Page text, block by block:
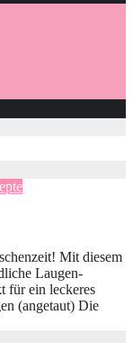
Mit diesem
Laugen-
für ein leckeres
(angetaut) Die